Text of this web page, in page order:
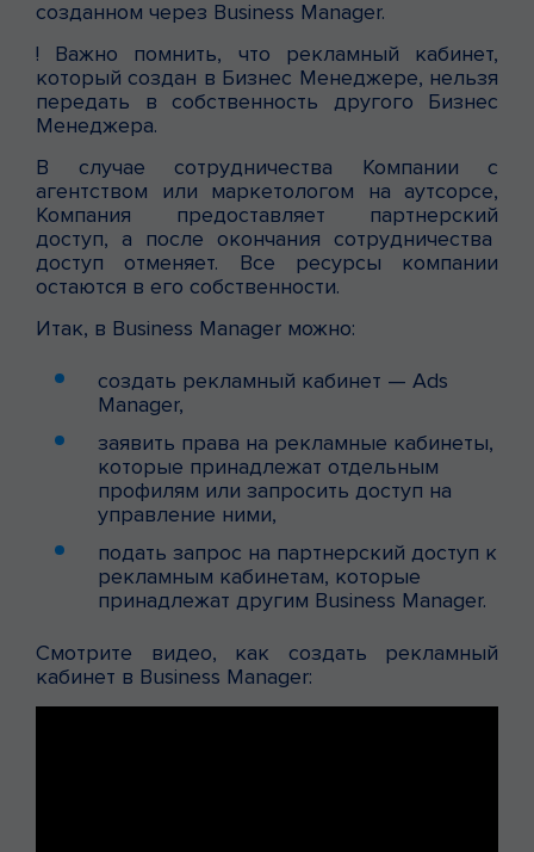
созданном через Business Manager.
! Важно помнить, что рекламный кабинет,
который создан в Бизнес Менеджере, нельзя
передать в собственность другого Бизнес
Менеджера.
В случае сотрудничества Компании с
агентством или маркетологом на аутсорсе,
Компания предоставляет партнерский
доступ, а после окончания сотрудничества
доступ отменяет. Все ресурсы компании
остаются в его собственности.
Итак, в Business Manager можно:
создать рекламный кабинет — Ads
Manager,
заявить права на рекламные кабинеты,
которые принадлежат отдельным
профилям или запросить доступ на
управление ними,
подать запрос на партнерский доступ к
рекламным кабинетам, которые
принадлежат другим Business Manager.
Смотрите видео, как создать рекламный
кабинет в Business Manager: